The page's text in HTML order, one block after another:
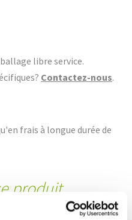
libre service.
Contactez-nous.
frais à longue durée de
produit